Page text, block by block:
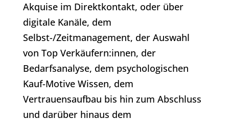
Akquise im Direktkontakt, oder über
digitale Kanäle, dem
Selbst-/Zeitmanagement, der Auswahl
von Top Verkäufern:innen, der
Bedarfsanalyse, dem psychologischen
Kauf-Motive Wissen, dem
Vertrauensaufbau bis hin zum Abschluss
und darüber hinaus dem